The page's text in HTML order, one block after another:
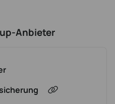
Anbieter